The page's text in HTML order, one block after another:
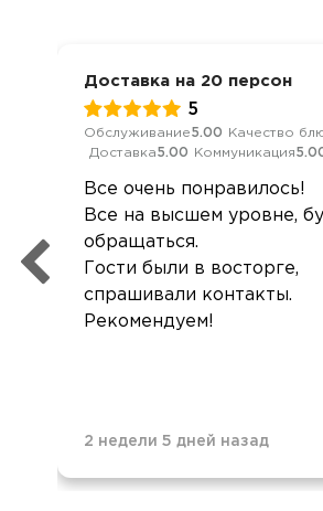
Доставка на 20 персон
5
Обслуживание5.00 Качество
Доставка5.00 Коммуникация
Все очень понравилось!
Все на высшем уровне,
обращаться.
Гости были в восторге,
спрашивали контакты.
Рекомендуем!
2 недели 5 дней назад